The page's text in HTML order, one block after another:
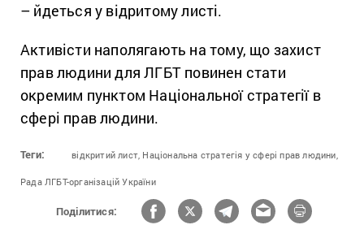
– йдеться у відритому листі.
Активісти наполягають на тому, що захист
прав людини для ЛГБТ повинен стати
окремим пунктом Національної стратегії в
сфері прав людини.
Теги: відкритий лист, Національна стратегія у сфері прав людини,
Рада ЛГБТ-організацій України
Поділитися: